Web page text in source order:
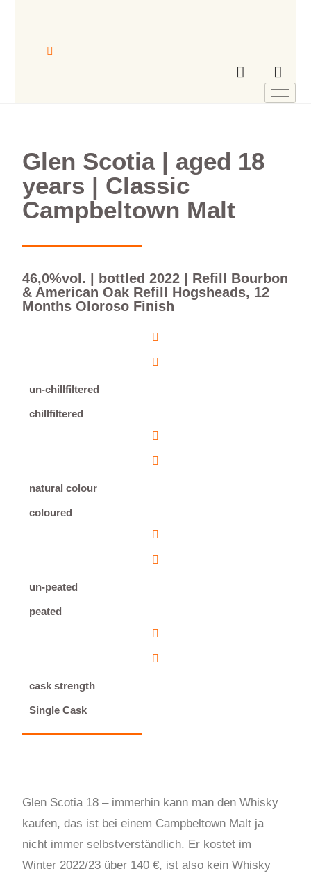
Glen Scotia | aged 18
years | Classic
Campbeltown Malt
46,0%vol. | bottled 2022 | Refill Bourbon
& American Oak Refill Hogsheads, 12
Months Oloroso Finish
un-chillfiltered
chillfiltered
natural colour
coloured
un-peated
peated
cask strength
Single Cask
Glen Scotia 18 – immerhin kann man den Whisky
kaufen, das ist bei einem Campbeltown Malt ja
nicht immer selbstverständlich. Er kostet im
Winter 2022/23 über 140 €, ist also kein Whisky